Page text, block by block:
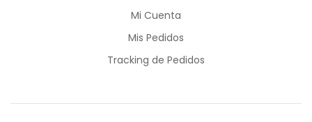
Mi Cuenta
Mis Pedidos
Tracking de Pedidos